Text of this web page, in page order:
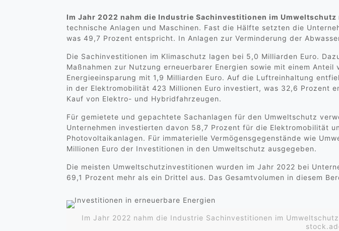
Im Jahr 2022 nahm die Industrie Sachinvestitionen im
technische Anlagen und Maschinen. Fast die Hälfte setzten die
was 49,7 Prozent entspricht. In Anlagen zur Verminderung der
Die Sachinvestitionen im Klimaschutz lagen bei 5,0 Milliarden Euro.
Maßnahmen zur Nutzung erneuerbarer Energien sowie mit einem
Energieeinsparung mit 1,9 Milliarden Euro. Auf die Luftreinhaltung
in der Elektromobilität 423 Millionen Euro investiert, was 32,6 Prozent
Kauf von Elektro- und Hybridfahrzeugen.
Für gemietete und gepachtete Sachanlagen für den Umweltschutz
Unternehmen investierten davon 58,7 Prozent für die Elektromobilität
Photovoltaikanlagen. Für immaterielle Vermögensgegenstände wie
Millionen Euro der Investitionen in den Umweltschutz ausgegeben.
Die meisten Umweltschutzinvestitionen wurden im Jahr 2022 bei
69,1 Prozent mehr als ein Drittel aus. Das Gesamtvolumen in diesem
Im Jahr 2022 nahm die Industrie Sachinvestitionen im